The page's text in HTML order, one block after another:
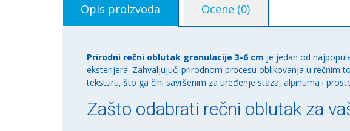
Opis proizvoda Ocene (0)
Prirodni rečni oblutak granulacije 3-6 cm je jedan od
eksterijera. Zahvaljujući prirodnom procesu oblikovanja u rečnim
teksturu, što ga čini savršenim za uređenje staza, alpinuma i
Zašto odabrati rečni oblutak za